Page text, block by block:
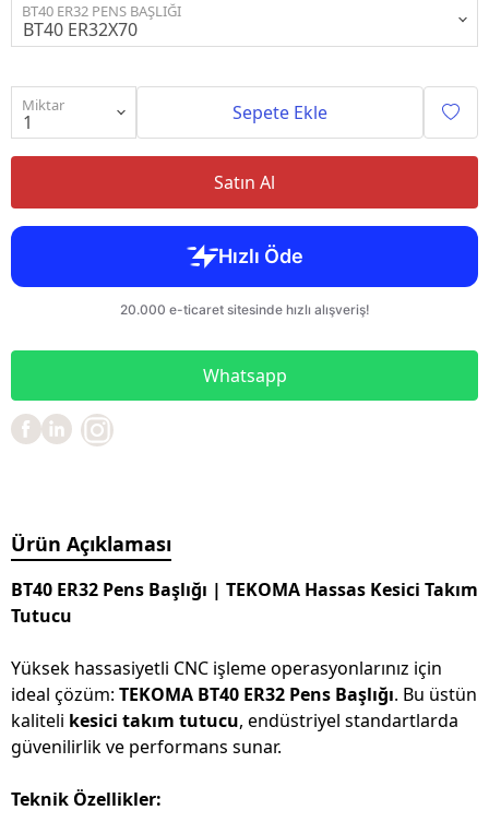
BT40 ER32 PENS BAŞLIĞI
Miktar Sepete Ekle
Satın Al
Whatsapp
Ürün Açıklaması
BT40 ER32 Pens Başlığı | TEKOMA Hassas Kesici Takım
Tutucu
Yüksek hassasiyetli CNC işleme operasyonlarınız için
ideal çözüm: TEKOMA BT40 ER32 Pens Başlığı. Bu üstün
kaliteli kesici takım tutucu, endüstriyel standartlarda
güvenilirlik ve performans sunar.
Teknik Özellikler: